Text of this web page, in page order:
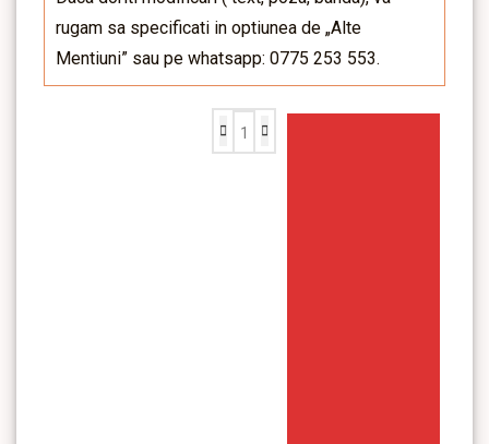
rugam sa specificati in optiunea de „Alte
Mentiuni” sau pe whatsapp: 0775 253 553.